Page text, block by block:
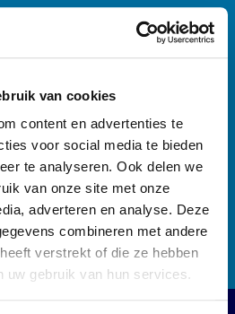
van cookies
content en advertenties te
voor social media te bieden
te analyseren. Ook delen we
van onze site met onze
adverteren en analyse. Deze
combineren met andere
verstrekt of die ze hebben
uw gebruik van hun services.